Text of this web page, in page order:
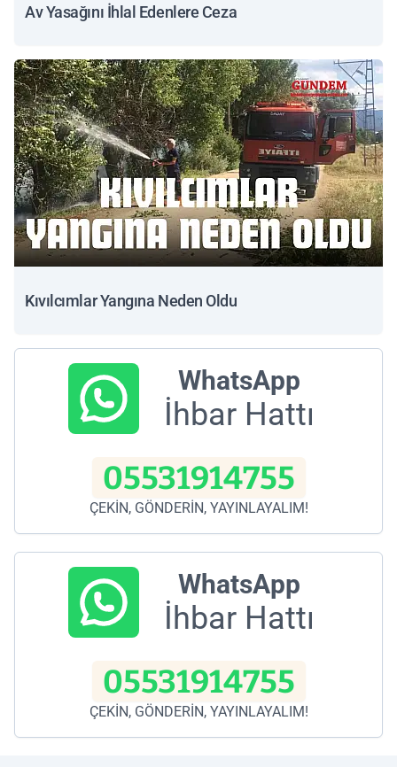
Av Yasağını İhlal Edenlere Ceza
Kıvılcımlar Yangına Neden Oldu
WhatsApp
İhbar Hattı
05531914755
ÇEKİN, GÖNDERİN, YAYINLAYALIM!
WhatsApp
İhbar Hattı
05531914755
ÇEKİN, GÖNDERİN, YAYINLAYALIM!